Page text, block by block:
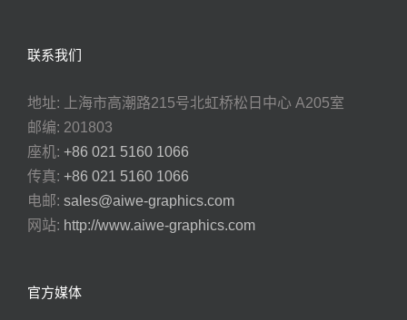
联系我们
地址: 上海市高潮路215号北虹桥松日中心 A205室
邮编: 201803
座机: +86 021 5160 1066
传真: +86 021 5160 1066
电邮: sales@aiwe-graphics.com
网站: http://www.aiwe-graphics.com
官方媒体